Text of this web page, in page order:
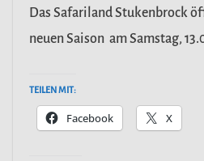
Das Safariland Stukenbrock
neuen Saison am Samstag,
TEILEN MIT:
Facebook X